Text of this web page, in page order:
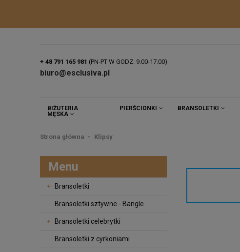
+ 48 791 165 981 (PN-PT W GODZ. 9.00-17.00)
biuro@esclusiva.pl
BIŻUTERIA
MĘSKA
PIERŚCIONKI BRANSOLETKI
Strona główna Klipsy
Menu
Bransoletki
Bransoletki sztywne - Bangle
Bransoletki celebrytki
Bransoletki z cyrkoniami